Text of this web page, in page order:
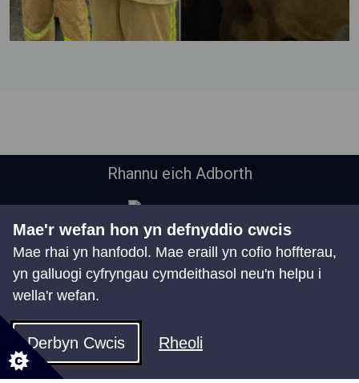
Rhannu eich Adborth
Holl wasanaethau'r Cyngor
Digwyddiadau
Newyddion
Mae'r wefan hon yn defnyddio cwcis
Mae rhai yn hanfodol. Mae eraill yn cofio hoffterau,
yn galluogi cyfryngau cymdeithasol neu'n helpu i
wella'r wefan.
Derbyn Cwcis Rheoli